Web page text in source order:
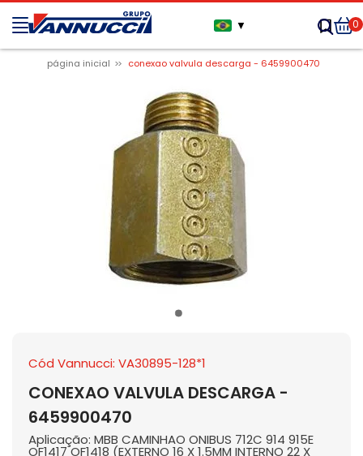
▼ 0
página inicial conexao valvula descarga - 6459900470
Cód Vannucci: VA30895-128*1
CONEXAO VALVULA DESCARGA -
6459900470
Aplicação: MBB CAMINHAO ONIBUS 712C 914 915E
OF1417 OF1418 (EXTERNO 16 X 1.5MM INTERNO 22 X